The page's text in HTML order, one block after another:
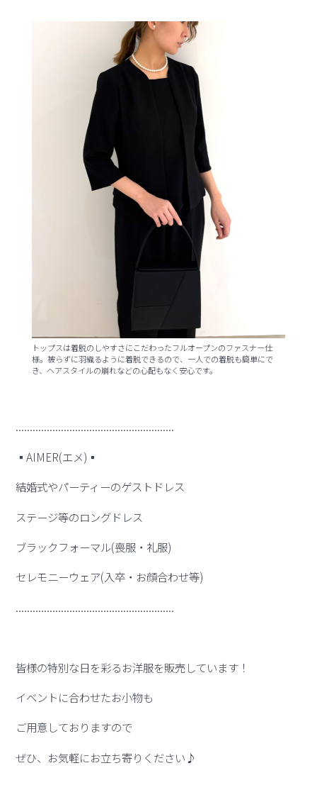
トップスは着脱のしやすさにこだわったフルオープンのファスナー仕
様。被らずに羽織るように着脱できるので、一人での着脱も簡単にで
き、ヘアスタイルの崩れなどの心配もなく安心です。
........................................................
▪︎AIMER(エメ)▪︎
結婚式やパーティーのゲストドレス
ステージ等のロングドレス
ブラックフォーマル(喪服・礼服)
セレモニーウェア(入卒・お顔合わせ等)
........................................................
皆様の特別な日を彩るお洋服を販売しています！
イベントに合わせたお小物も
ご用意しておりますので
ぜひ、お気軽にお立ち寄りください♪